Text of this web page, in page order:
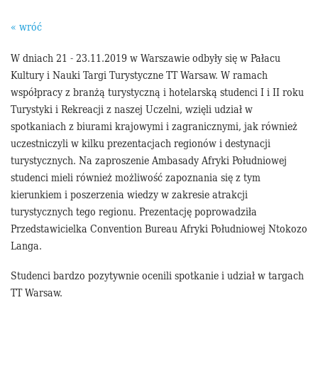
« wróć
W dniach 21 - 23.11.2019 w Warszawie odbyły się w Pałacu
Kultury i Nauki Targi Turystyczne TT Warsaw. W ramach
współpracy z branżą turystyczną i hotelarską studenci I i II roku
Turystyki i Rekreacji z naszej Uczelni, wzięli udział w
spotkaniach z biurami krajowymi i zagranicznymi, jak również
uczestniczyli w kilku prezentacjach regionów i destynacji
turystycznych. Na zaproszenie Ambasady Afryki Południowej
studenci mieli również możliwość zapoznania się z tym
kierunkiem i poszerzenia wiedzy w zakresie atrakcji
turystycznych tego regionu. Prezentację poprowadziła
PrzedstawicielkaConvention Bureau Afryki Południowej Ntokozo
Langa.
Studenci bardzo pozytywnie ocenili spotkanie i udział w targach
TT Warsaw.